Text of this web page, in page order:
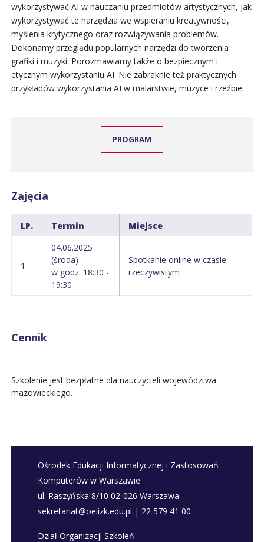
wykorzystywać AI w nauczaniu przedmiotów artystycznych, jak
wykorzystywać te narzędzia we wspieraniu kreatywności,
myślenia krytycznego oraz rozwiązywania problemów.
Dokonamy przeglądu popularnych narzędzi do tworzenia
grafiki i muzyki. Porozmawiamy także o bezpiecznym i
etycznym wykorzystaniu AI. Nie zabraknie też praktycznych
przykładów wykorzystania AI w malarstwie, muzyce i rzeźbie.
PROGRAM
Zajęcia
LP. Termin Miejsce
1
04.06.2025
(środa)
w godz. 18:30 -
19:30
Spotkanie online w czasie
rzeczywistym
Cennik
Szkolenie jest bezpłatne dla nauczycieli województwa
mazowieckiego.
Ośrodek Edukacji Informatycznej i Zastosowań
Komputerów w Warszawie
ul. Raszyńska 8/10 02-026 Warszawa
sekretariat@oeiizk.edu.pl | 22 579 41 00
Dział Organizacji Szkoleń